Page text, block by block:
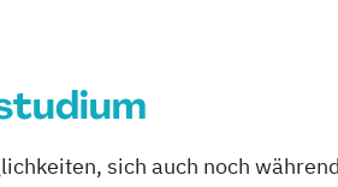
sich auch noch